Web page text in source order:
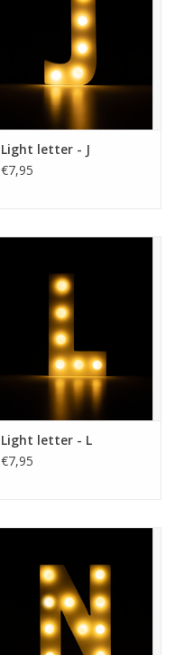
Light letter - J
€7,95
Light letter - L
€7,95